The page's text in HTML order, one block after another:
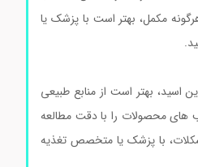
مکمل، بهتر است با پزشک یا
بهتر است از منابع طبیعی
محصولات را با دقت مطالعه
با پزشک یا متخصص تغذیه